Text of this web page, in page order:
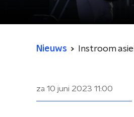
Nieuws Instroom
za 10 juni 2023 11:00